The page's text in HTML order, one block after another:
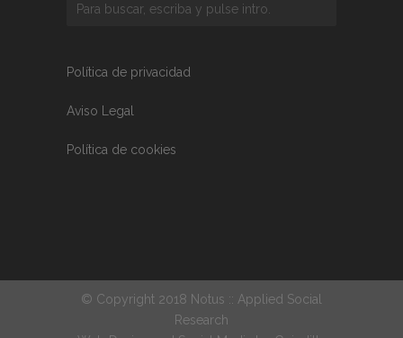
Política de privacidad
Aviso Legal
Política de cookies
© Copyright 2018 Notus :: Applied Social
Research